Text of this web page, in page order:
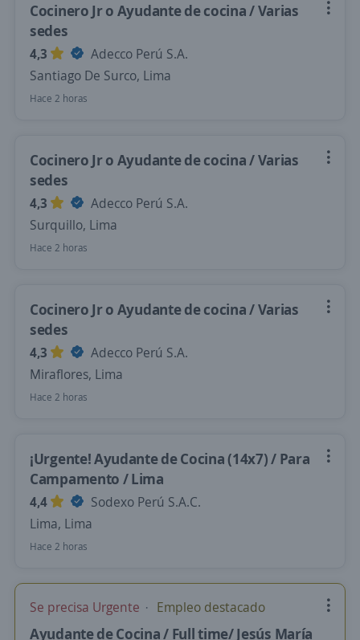
Cocinero Jr o Ayudante de cocina / Varias
sedes
4,3
Adecco Perú S.A.
Santiago De Surco, Lima
Hace 2 horas
Cocinero Jr o Ayudante de cocina / Varias
sedes
4,3
Adecco Perú S.A.
Surquillo, Lima
Hace 2 horas
Cocinero Jr o Ayudante de cocina / Varias
sedes
4,3
Adecco Perú S.A.
Miraflores, Lima
Hace 2 horas
¡Urgente! Ayudante de Cocina (14x7) / Para
Campamento / Lima
4,4
Sodexo Perú S.A.C.
Lima, Lima
Hace 2 horas
Se precisa Urgente Empleo destacado
Ayudante de Cocina / Full time/ Jesús María